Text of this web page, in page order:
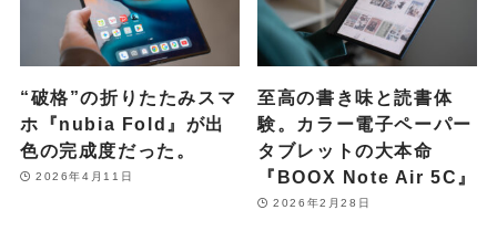
“破格”の折りたたみスマ
ホ『nubia Fold』が出
色の完成度だった。
2026年4月11日
至高の書き味と読書体
験。カラー電子ペーパー
タブレットの大本命
『BOOX Note Air 5C』
2026年2月28日